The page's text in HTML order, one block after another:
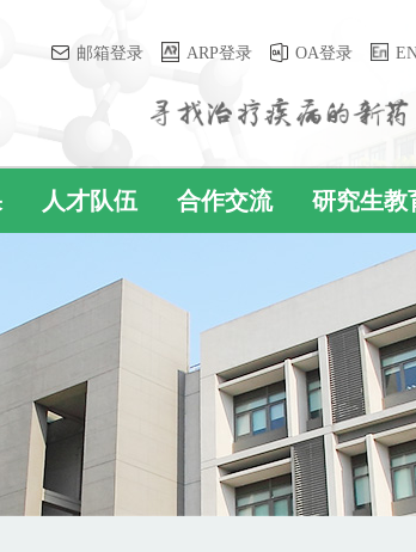
邮箱登录 ARP登录 OA登录
人才队伍 合作交流 研究生教